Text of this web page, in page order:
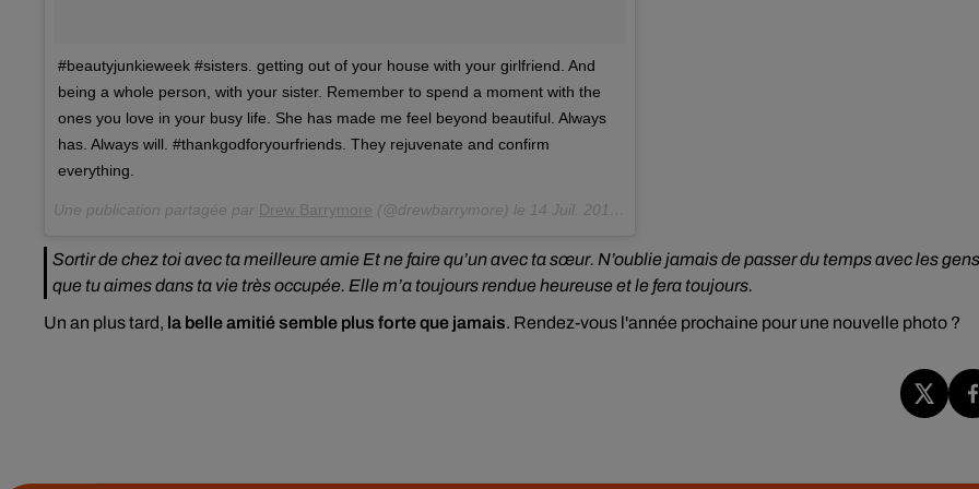
#beautyjunkieweek #sisters. getting out of your house with your girlfriend. And
being a whole person, with your sister. Remember to spend a moment with the
ones you love in your busy life. She has made me feel beyond beautiful. Always
has. Always will. #thankgodforyourfriends. They rejuvenate and confirm
everything.
Une publication partagée par Drew Barrymore (@drewbarrymore) le 14 Juil. 2017 à 2 :50 PDT
Sortir de chez toi avec ta meilleure amie Et ne faire qu’un avec ta sœur. N’oublie jamais de passer du temps avec les gens
que tu aimes dans ta vie très occupée. Elle m’a toujours rendue heureuse et le fera toujours.
Un an plus tard, la belle amitié semble plus forte que jamais. Rendez-vous l'année prochaine pour une nouvelle photo ?